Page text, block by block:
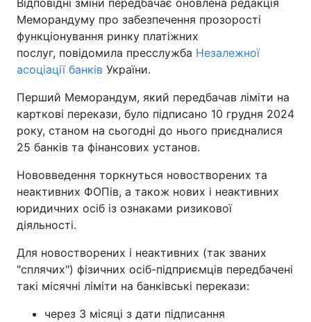
Відповідні зміни передбачає оновлена редакція
Меморандуму про забезпечення прозорості
функціонування ринку платіжних
послуг, повідомила пресслужба Незалежної
асоціації банків України.
Перший Меморандум, який передбачав ліміти на
карткові перекази, було підписано 10 грудня 2024
року, станом на сьогодні до нього приєдналися
25 банків та фінансових установ.
Нововведення торкнуться новостворених та
неактивних ФОПів, а також нових і неактивних
юридичних осіб із ознаками ризикової
діяльності.
Для новостворених і неактивних (так званих
"сплячих") фізичних осіб-підприємців передбачені
такі місячні ліміти на банківські перекази:
через 3 місяці з дати підписання